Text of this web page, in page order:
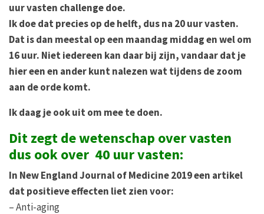
uur vasten challenge doe.
Ik doe dat precies op de helft, dus na 20 uur vasten.
Dat is dan meestal op een maandag middag en wel om
16 uur. Niet iedereen kan daar bij zijn, vandaar dat je
hier een en ander kunt nalezen wat tijdens de zoom
aan de orde komt.
Ik daag je ook uit om mee te doen.
Dit zegt de wetenschap over vasten
dus ook over 40 uur vasten:
In New England Journal of Medicine 2019 een artikel
dat positieve effecten liet zien voor:
– Anti-aging